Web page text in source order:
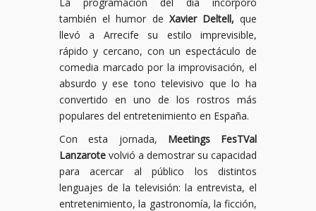
también el humor de Xavier Deltell, que
llevó a Arrecife su estilo imprevisible,
rápido y cercano, con un espectáculo de
comedia marcado por la improvisación, el
absurdo y ese tono televisivo que lo ha
convertido en uno de los rostros más
populares del entretenimiento en España.
Con esta jornada, Meetings FesTVal
Lanzarote volvió a demostrar su capacidad
para acercar al público los distintos
lenguajes de la televisión: la entrevista, el
entretenimiento, la gastronomía, la ficción,